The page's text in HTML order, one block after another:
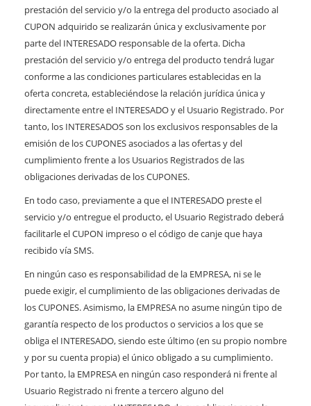
prestación del servicio y/o la entrega del producto asociado al
CUPON adquirido se realizarán única y exclusivamente por
parte del INTERESADO responsable de la oferta. Dicha
prestación del servicio y/o entrega del producto tendrá lugar
conforme a las condiciones particulares establecidas en la
oferta concreta, estableciéndose la relación jurídica única y
directamente entre el INTERESADO y el Usuario Registrado. Por
tanto, los INTERESADOS son los exclusivos responsables de la
emisión de los CUPONES asociados a las ofertas y del
cumplimiento frente a los Usuarios Registrados de las
obligaciones derivadas de los CUPONES.
En todo caso, previamente a que el INTERESADO preste el
servicio y/o entregue el producto, el Usuario Registrado deberá
facilitarle el CUPON impreso o el código de canje que haya
recibido vía SMS.
En ningún caso es responsabilidad de la EMPRESA, ni se le
puede exigir, el cumplimiento de las obligaciones derivadas de
los CUPONES. Asimismo, la EMPRESA no asume ningún tipo de
garantía respecto de los productos o servicios a los que se
obliga el INTERESADO, siendo este último (en su propio nombre
y por su cuenta propia) el único obligado a su cumplimiento.
Por tanto, la EMPRESA en ningún caso responderá ni frente al
Usuario Registrado ni frente a tercero alguno del